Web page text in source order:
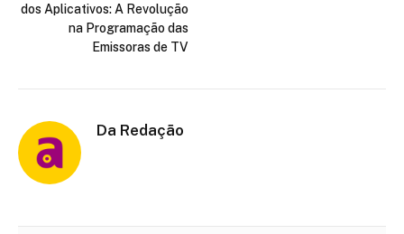
dos Aplicativos: A Revolução
na Programação das
Emissoras de TV
Da Redação